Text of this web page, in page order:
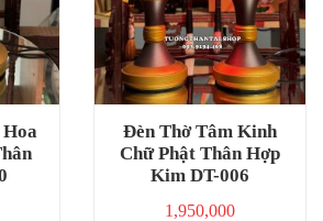
Đèn Thờ Tâm Kinh
Chữ Phật Thân Hợp
Kim DT-006
1,950,000